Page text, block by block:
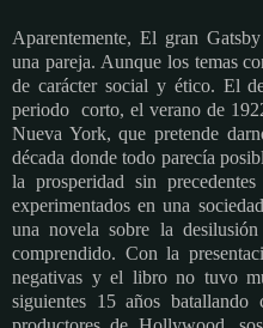
Aparentemente, El gran
una pareja. Aunque los temas
de carácter social y ético. El
periodo corto, el verano de
Nueva York, que pretende
década donde todo parecía
la prosperidad sin
experimentados en una
una novela sobre la
comprendido. Con la
negativas y el libro no tuvo
siguientes 15 años